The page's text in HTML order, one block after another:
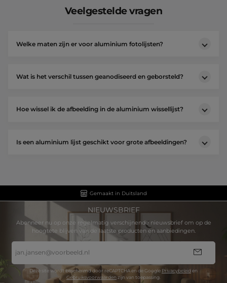
Veelgestelde vragen
Welke maten zijn er voor aluminium fotolijsten?
Wat is het verschil tussen geanodiseerd en geborsteld?
Hoe wissel ik de afbeelding in de aluminium wissellijst?
Is een aluminium lijst geschikt voor grote afbeeldingen?
Gemaakt in Duitsland
NIEUWSBRIEF
Abonneer nu op onze regelmatig verschijnende nieuwsbrief om op de
hoogtete blijven van de laatste producten en aanbiedingen.
E-
mailadres
*
Deze site wordt beschermd door reCAPTCHA en de Google Privacybeleid en
Gebruiksvoorwaarden zijn van toepassing.